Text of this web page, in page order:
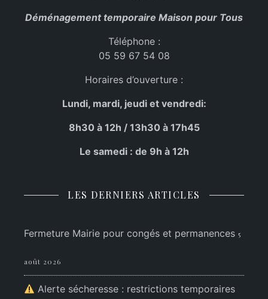
Déménagement temporaire Maison pour Tous
Téléphone :
05 59 67 54 08
Horaires d’ouverture :
Lundi, mardi, jeudi et vendredi:
8h30 à 12h / 13h30 à 17h45
Le samedi : de 9h à 12h
LES DERNIERS ARTICLES
Fermeture Mairie pour congés et permanences 5
août 2026
Alerte sécheresse : restrictions temporaires